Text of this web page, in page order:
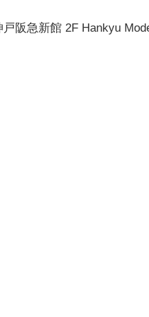
阪急新館 2F Hankyu